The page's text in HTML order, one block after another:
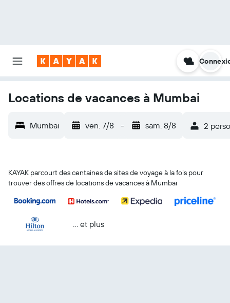
Locations de vacances à Mumbai
Mumbai ven. 7/8 - sam. 8/8 2
KAYAK parcourt des centaines de sites de voyage à la fois pour
trouver des offres de locations de vacances à Mumbai
… et plus